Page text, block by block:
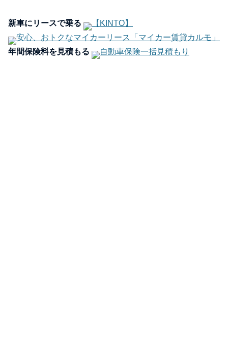
新車にリースで乗る
【KINTO】
安心、おトクなマイカーリース「マイカー賃貸カルモ」
年間保険料を見積もる
自動車保険一括見積もり